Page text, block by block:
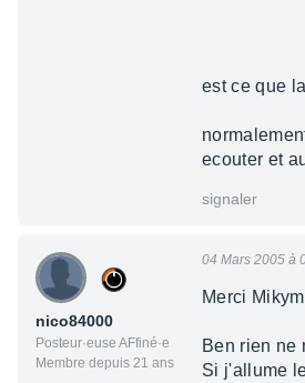
est ce que
ecouter et
signaler
nico84000
Posteur·euse AFfiné·e
Membre depuis 21 ans
04 Mars 2005 à
Merci
Ben rien ne
Si j'allume